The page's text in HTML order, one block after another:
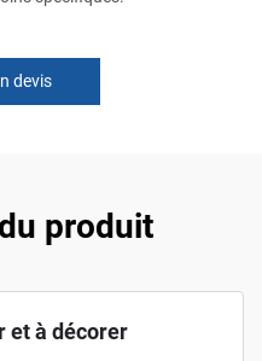
devis
produit
et à décorer